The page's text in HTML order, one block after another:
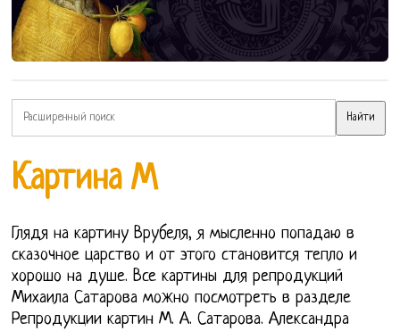
Картина М
Глядя на картину Врубеля, я мысленно попадаю в
сказочное царство и от этого становится тепло и
хорошо на душе. Все картины для репродукций
Михаила Сатарова можно посмотреть в разделе
Репродукции картин М. А. Сатарова. Александра